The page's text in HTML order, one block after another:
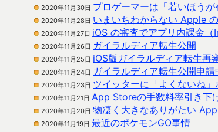
2020年11月30日 プロゲーマーは「若いほうが
2020年11月28日 いまいちわからない Apple
2020年11月27日 iOS の審査でアプリ内課金
2020年11月26日 ガイラルディア転生公開
2020年11月25日 iOS版ガイラルディア転生再
2020年11月24日 ガイラルディア転生公開申請
2020年11月23日 ツイッターに「よくないね
2020年11月21日 App Storeの手数料率引き下
2020年11月20日 物凄く大きなありがたい
2020年11月19日 最近のポケモンGO事情